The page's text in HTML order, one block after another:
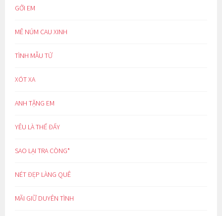
GỞI EM
MÊ NÚM CAU XINH
TÌNH MẪU TỬ
XÓT XA
ANH TẶNG EM
YÊU LÀ THẾ ĐẤY
SAO LẠI TRA CÒNG*
NÉT ĐẸP LÀNG QUÊ
MÃI GIỮ DUYÊN TÌNH